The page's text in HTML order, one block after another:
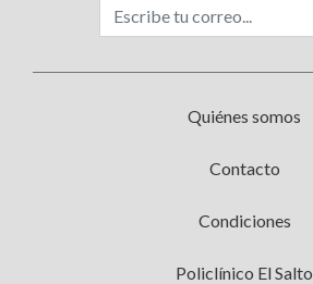
Quiénes somos
Contacto
Condiciones
Policlínico El Salto